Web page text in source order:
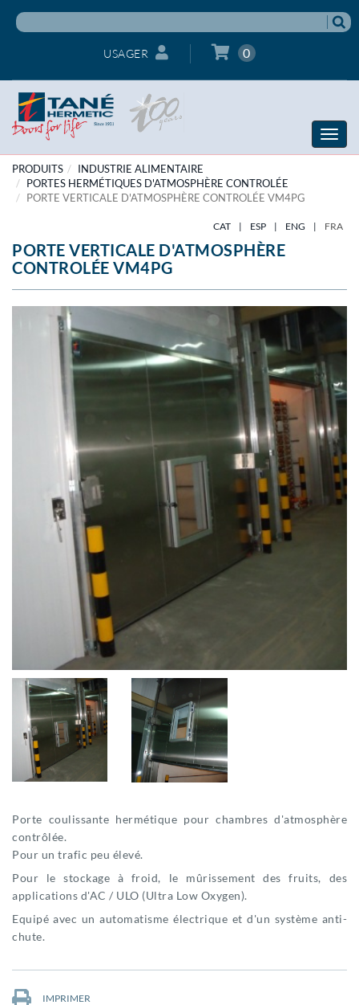
USAGER 0
Toggle
PRODUITS
INDUSTRIE ALIMENTAIRE
PORTES HERMÉTIQUES D'ATMOSPHÈRE CONTROLÉE
PORTE VERTICALE D'ATMOSPHÈRE CONTROLÉE VM4PG
CAT | ESP | ENG | FRA
PORTE VERTICALE D'ATMOSPHÈRE
CONTROLÉE VM4PG
Porte coulissante hermétique pour chambres d'atmosphère
contrôlée.
Pour un trafic peu élevé.
Pour le stockage à froid, le mûrissement des fruits, des
applications d'AC / ULO (Ultra Low Oxygen).
Equipé avec un automatisme électrique et d'un système anti-
chute.
IMPRIMER